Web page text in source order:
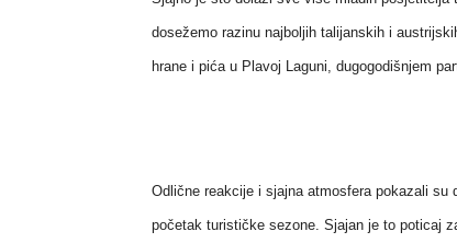
dosežemo razinu najboljih talijanskih i
hrane i pića u Plavoj Laguni, dugogodišnjem
Odlične reakcije i sjajna atmosfera pokazali
početak turističke sezone. Sjajan je to poticaj